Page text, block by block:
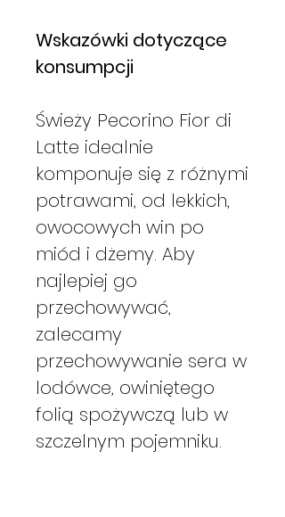
Wskazówki dotyczące
konsumpcji
Świeży Pecorino Fior di
Latte idealnie
komponuje się z różnymi
potrawami, od lekkich,
owocowych win po
miód i dżemy. Aby
najlepiej go
przechowywać,
zalecamy
przechowywanie sera w
lodówce, owiniętego
folią spożywczą lub w
szczelnym pojemniku.